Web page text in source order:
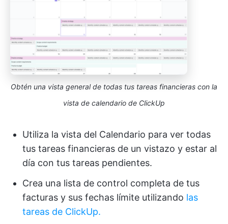
Obtén una vista general de todas tus tareas financieras con la
vista de calendario de ClickUp
Utiliza la vista del Calendario para ver todas
tus tareas financieras de un vistazo y estar al
día con tus tareas pendientes.
Crea una lista de control completa de tus
facturas y sus fechas límite utilizando las
tareas de ClickUp.